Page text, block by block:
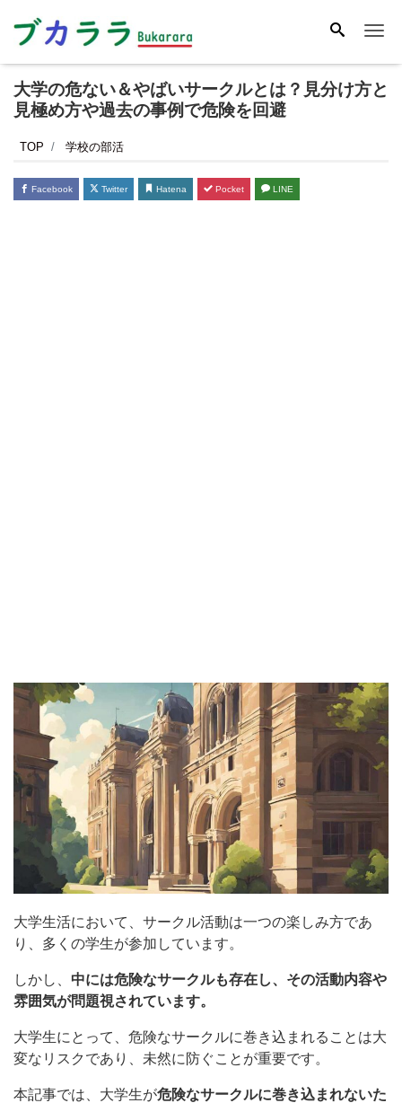
大学の危ない＆やばいサークルとは？見分け方と
見極め方や過去の事例で危険を回避
TOP 学校の部活
Facebook Twitter Hatena Pocket LINE
大学生活において、サークル活動は一つの楽しみ方であ
り、多くの学生が参加しています。
しかし、 中には危険なサークルも存在し、その活動内容や
雰囲気が問題視されています。
大学生にとって、危険なサークルに巻き込まれることは大
変なリスクであり、未然に防ぐことが重要です。
本記事では、大学生が危険なサークルに巻き込まれないた